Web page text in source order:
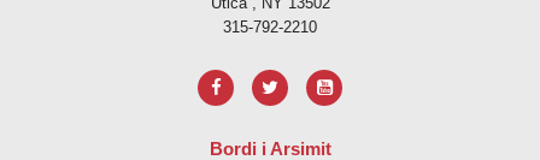
315-792-2210
Bordi i Arsimit